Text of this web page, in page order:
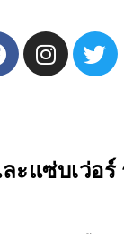
แซ่บเว่อร์